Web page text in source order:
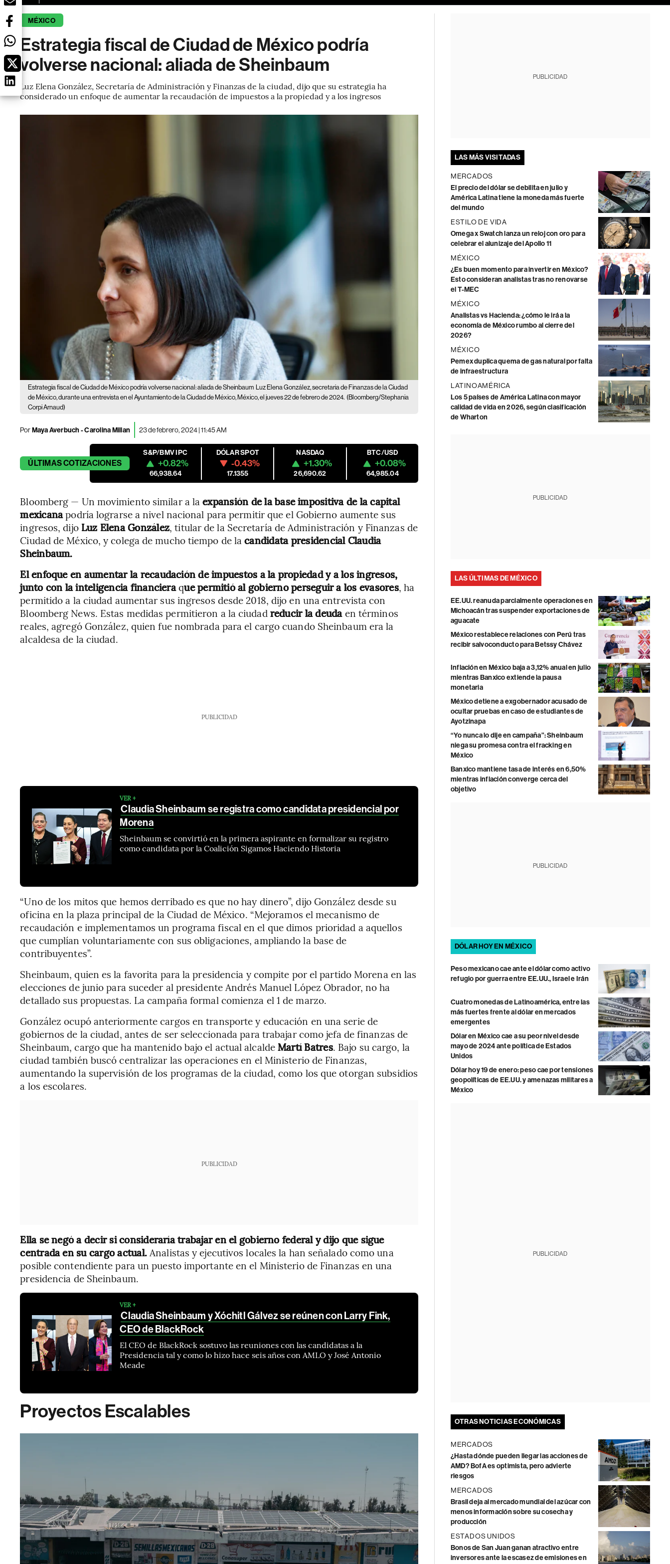
MÉXICO
Estrategia fiscal de Ciudad de México podría
volverse nacional: aliada de Sheinbaum
Luz Elena González, Secretaría de Administración y Finanzas de la ciudad, dijo que su estrategia ha
considerado un enfoque de aumentar la recaudación de impuestos a la propiedad y a los ingresos
Estrategia fiscal de Ciudad de México podría volverse nacional: aliada de Sheinbaum Luz Elena González, secretaria de Finanzas de la Ciudad
de México, durante una entrevista en el Ayuntamiento de la Ciudad de México, México, el jueves 22 de febrero de 2024. (Bloomberg/Stephania
Corpi Arnaud)
PorMaya Averbuch - Carolina Millan 23 de febrero, 2024 | 11:45 AM
ÚLTIMASCOTIZACIONES
S&P/BMV IPC
+0.82%
66,938.64
DÓLAR SPOT
-0.43%
17.1355
NASDAQ
+1.30%
26,690.62
BTC/USD
+0.08%
64,985.04
Bloomberg — Un movimiento similar a laexpansión de la base impositiva de la capital
mexicanapodría lograrse a nivel nacional para permitir que el Gobierno aumente sus
ingresos, dijo Luz Elena González, titular de la Secretaría de Administración y Finanzas de
Ciudad de México, y colega de mucho tiempo de lacandidata presidencial Claudia
Sheinbaum.
El enfoque en aumentar la recaudación de impuestos a la propiedad y a los ingresos,
junto con la inteligencia financieraque permitió al gobierno perseguir a los evasores, ha
permitido a la ciudad aumentar sus ingresos desde 2018, dijo en una entrevista con
Bloomberg News. Estas medidas permitieron a la ciudad reducir la deudaen términos
reales, agregó González, quien fue nombrada para el cargo cuando Sheinbaum era la
alcaldesa de la ciudad.
PUBLICIDAD
VER +
Claudia Sheinbaum se registra como candidata presidencial por
Morena
Sheinbaum se convirtió en la primera aspirante en formalizar su registro
como candidata por la Coalición Sigamos Haciendo Historia
“Uno de los mitos que hemos derribado es que no hay dinero”, dijo González desde su
oficina en la plaza principal de la Ciudad de México. “Mejoramos el mecanismo de
recaudación e implementamos un programa fiscal en el que dimos prioridad a aquellos
que cumplían voluntariamente con sus obligaciones, ampliando la base de
contribuyentes”.
Sheinbaum, quien es la favorita para la presidencia y compite por el partido Morena en las
elecciones de junio para suceder al presidente Andrés Manuel López Obrador, no ha
detallado sus propuestas. La campaña formal comienza el 1 de marzo.
González ocupó anteriormente cargos en transporte y educación en una serie de
gobiernos de la ciudad, antes de ser seleccionada para trabajar como jefa de finanzas de
Sheinbaum, cargo que ha mantenido bajo el actual alcaldeMartí Batres. Bajo su cargo, la
ciudad también buscó centralizar las operaciones en el Ministerio de Finanzas,
aumentando la supervisión de los programas de la ciudad, como los que otorgan subsidios
a los escolares.
PUBLICIDAD
Ella se negó a decir si consideraría trabajar en el gobierno federal y dijo que sigue
centrada en su cargo actual. Analistas y ejecutivos locales la han señalado como una
posible contendiente para un puesto importante en el Ministerio de Finanzas en una
presidencia de Sheinbaum.
VER +
Claudia Sheinbaum y Xóchitl Gálvez se reúnen con Larry Fink,
CEO de BlackRock
El CEO de BlackRock sostuvo las reuniones con las candidatas a la
Presidencia tal y como lo hizo hace seis años con AMLO y José Antonio
Meade
Proyectos Escalables
PUBLICIDAD
LAS MÁS VISITADAS
MERCADOS
El precio del dólar se debilita en julio y
América Latina tiene la moneda más fuerte
del mundo
ESTILO DE VIDA
Omega x Swatch lanza un reloj con oro para
celebrar el alunizaje del Apollo 11
MÉXICO
¿Es buen momento para invertir en México?
Esto consideran analistas tras no renovarse
el T-MEC
MÉXICO
Analistas vs Hacienda: ¿cómo le irá a la
economía de México rumbo al cierre del
2026?
MÉXICO
Pemex duplica quema de gas natural por falta
de infraestructura
LATINOAMÉRICA
Los 5 países de América Latina con mayor
calidad de vida en 2026, según clasificación
de Wharton
PUBLICIDAD
LAS ÚLTIMAS DE MÉXICO
EE.UU. reanuda parcialmente operaciones en
Michoacán tras suspender exportaciones de
aguacate
México restablece relaciones con Perú tras
recibir salvoconducto para Betssy Chávez
Inflación en México baja a 3,12% anual en julio
mientras Banxico extiende la pausa
monetaria
México detiene a exgobernador acusado de
ocultar pruebas en caso de estudiantes de
Ayotzinapa
“Yo nunca lo dije en campaña”: Sheinbaum
niega su promesa contra el fracking en
México
Banxico mantiene tasa de interés en 6,50%
mientras inflación converge cerca del
objetivo
PUBLICIDAD
DÓLAR HOY EN MÉXICO
Peso mexicano cae ante el dólar como activo
refugio por guerra entre EE.UU., Israel e Irán
Cuatro monedas de Latinoamérica, entre las
más fuertes frente al dólar en mercados
emergentes
Dólar en México cae a su peor nivel desde
mayo de 2024 ante política de Estados
Unidos
Dólar hoy 19 de enero: peso cae por tensiones
geopolíticas de EE.UU. y amenazas militares a
México
PUBLICIDAD
OTRAS NOTICIAS ECONÓMICAS
MERCADOS
¿Hasta dónde pueden llegar las acciones de
AMD? BofA es optimista, pero advierte
riesgos
MERCADOS
Brasil deja al mercado mundial del azúcar con
menos información sobre su cosecha y
producción
ESTADOS UNIDOS
Bonos de San Juan ganan atractivo entre
inversores ante la escasez de emisiones en